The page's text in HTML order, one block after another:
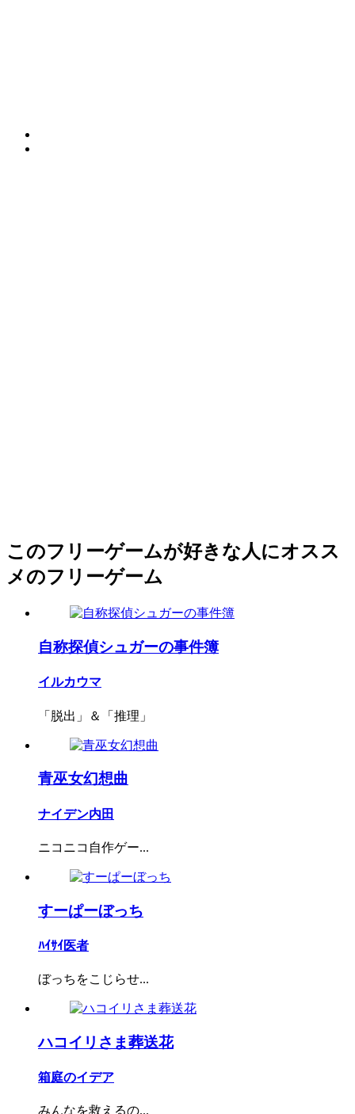
このフリーゲームが好きな人にオスス
メのフリーゲーム
自称探偵シュガーの事件簿
イルカウマ
「脱出」＆「推理」
青巫女幻想曲
ナイデン内田
ニコニコ自作ゲー...
すーぱーぼっち
ﾊｲｻｲ医者
ぼっちをこじらせ...
ハコイリさま葬送花
箱庭のイデア
みんなを救えるの...